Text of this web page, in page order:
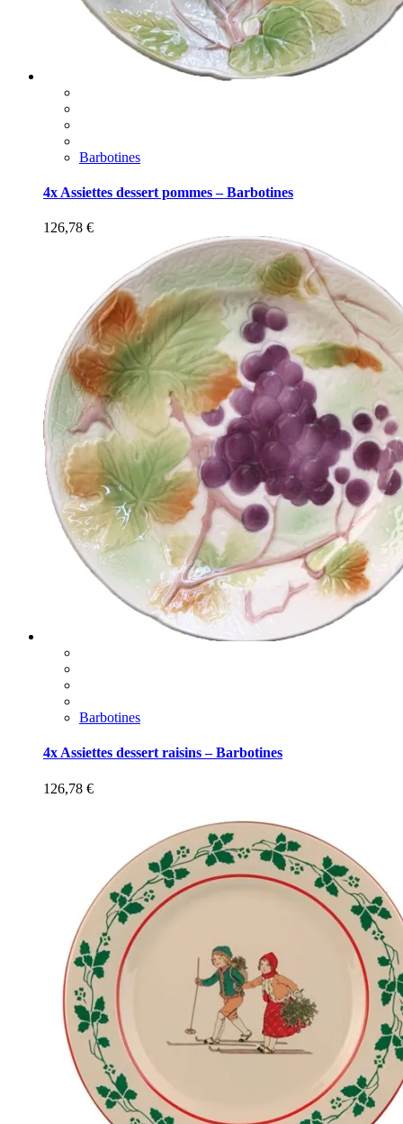
Barbotines
4x Assiettes dessert pommes – Barbotines
126,78 €
Barbotines
4x Assiettes dessert raisins – Barbotines
126,78 €